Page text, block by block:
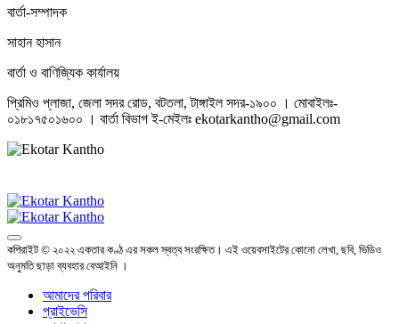
বার্তা-সম্পাদক
সাহান হাসান
বার্তা ও বাণিজ্যিক কার্যালয়
প্রিমিও প্লাজা, জেলা সদর রোড, বটতলা, টাঙ্গাইল সদর-১৯০০ । মোবাইলঃ-
০১৮১৭৫০১৬০০ । বার্তা বিভাগ ই-মেইলঃ ekotarkantho@gmail.com
কপিরাইট © ২০২২ একতার কণ্ঠ এর সকল স্বত্ব সংরক্ষিত। এই ওয়েবসাইটের কোনো লেখা, ছবি, ভিডিও
অনুমতি ছাড়া ব্যবহার বেআইনি ।
আমাদের পরিবার
প্রাইভেসি